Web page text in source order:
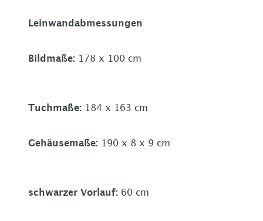
Leinwandabmessungen
Bildmaße: 178 x 100 cm
Tuchmaße: 184 x 163 cm
Gehäusemaße: 190 x 8 x 9 cm
schwarzer Vorlauf: 60 cm